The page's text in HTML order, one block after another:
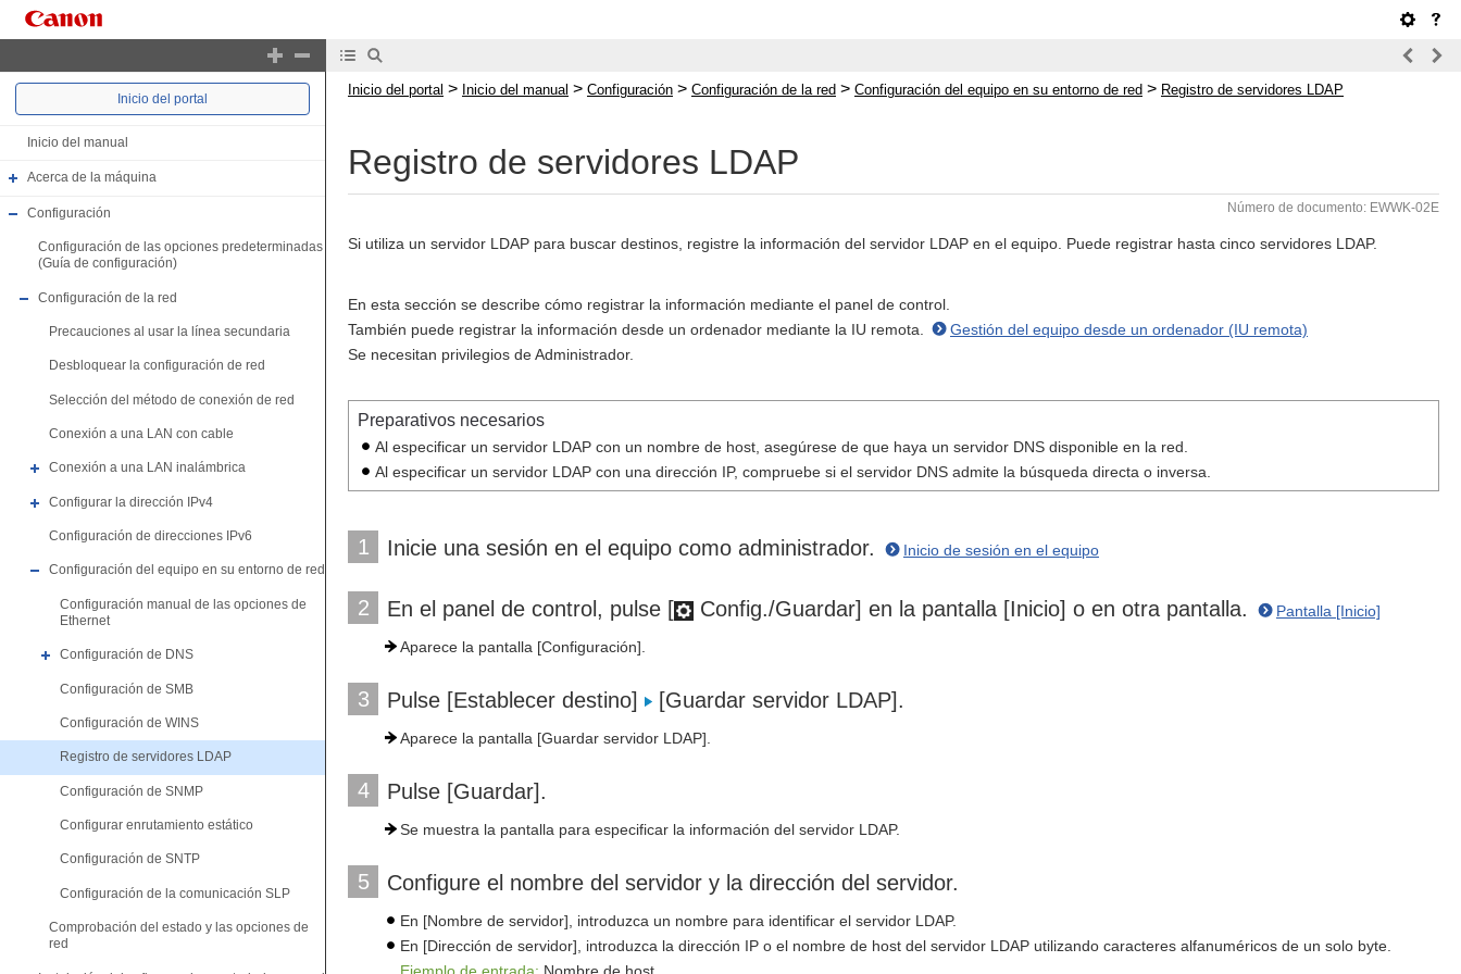
Inicio del portal
Inicio del manual
Acerca de la máquina
Configuración
Configuración de las opciones predeterminadas
(Guía de configuración)
Configuración de la red
Precauciones al usar la línea secundaria
Desbloquear la configuración de red
Selección del método de conexión de red
Conexión a una LAN con cable
Conexión a una LAN inalámbrica
Configurar la dirección IPv4
Configuración de direcciones IPv6
Configuración del equipo en su entorno de red
Configuración manual de las opciones de
Ethernet
Configuración de DNS
Configuración de SMB
Configuración de WINS
Registro de servidores LDAP
Configuración de SNMP
Configurar enrutamiento estático
Configuración de SNTP
Configuración de la comunicación SLP
Comprobación del estado y las opciones de
red
Inicio del portal > Inicio del manual > Configuración > Configuración de la red > Configuración del equipo en su entorno de red > Registro de servidores LDAP
Registro de servidores LDAP
Número de documento: EWWK-02E
Si utiliza un servidor LDAP para buscar destinos, registre la información del servidor LDAP en el equipo. Puede registrar hasta cinco servidores LDAP.
En esta sección se describe cómo registrar la información mediante el panel de control.
También puede registrar la información desde un ordenador mediante la IU remota.
Gestión del equipo desde un ordenador (IU remota)
Se necesitan privilegios de Administrador.
Preparativos necesarios
Al especificar un servidor LDAP con un nombre de host, asegúrese de que haya un servidor DNS disponible en la red.
Al especificar un servidor LDAP con una dirección IP, compruebe si el servidor DNS admite la búsqueda directa o inversa.
1 Inicie una sesión en el equipo como administrador. Inicio de sesión en el equipo
2 En el panel de control, pulse [ Config./Guardar] en la pantalla [Inicio] o en otra pantalla. Pantalla [Inicio]
Aparece la pantalla [Configuración].
3 Pulse [Establecer destino] [Guardar servidor LDAP].
Aparece la pantalla [Guardar servidor LDAP].
4 Pulse [Guardar].
Se muestra la pantalla para especificar la información del servidor LDAP.
5 Configure el nombre del servidor y la dirección del servidor.
En [Nombre de servidor], introduzca un nombre para identificar el servidor LDAP.
En [Dirección de servidor], introduzca la dirección IP o el nombre de host del servidor LDAP utilizando caracteres alfanuméricos de un solo byte.